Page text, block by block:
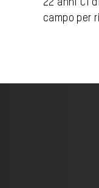
22 anni Ci
campo per